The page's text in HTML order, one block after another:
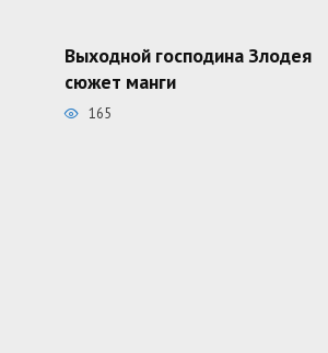
Выходной господина Злодея
сюжет манги
165